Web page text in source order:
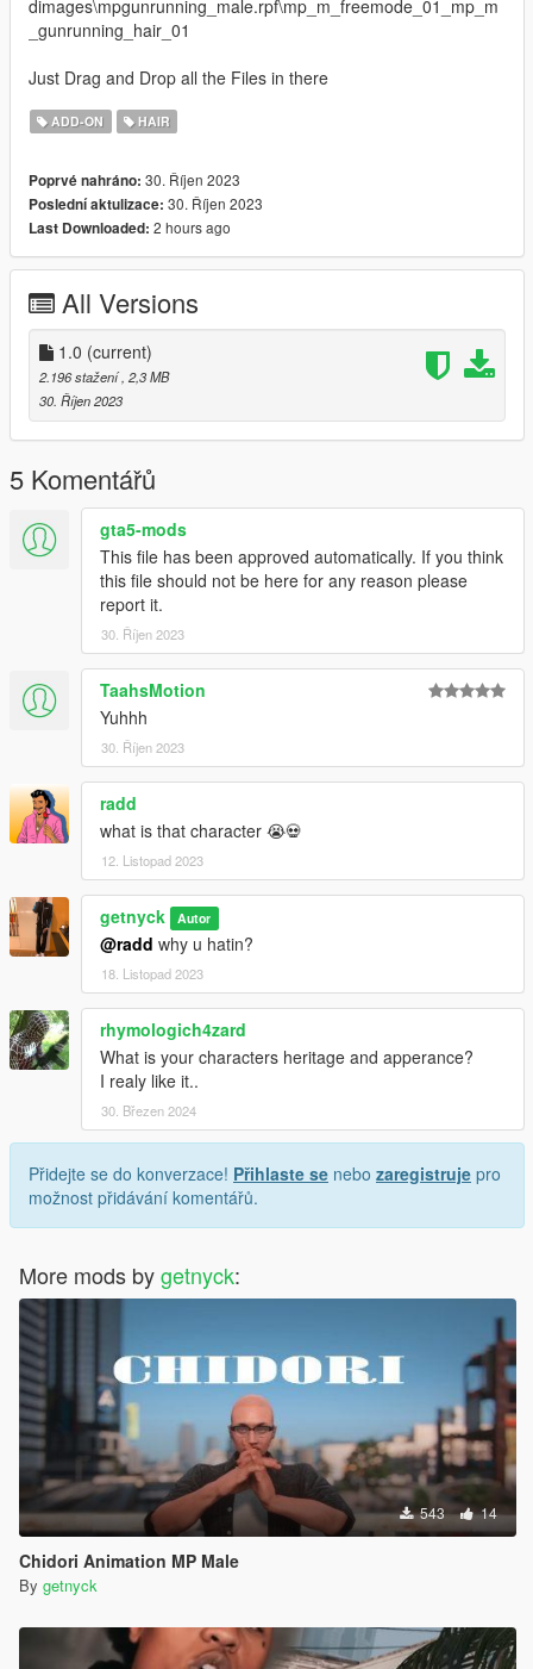
dimages\mpgunrunning_male.rpf\mp_m_freemode_01_mp_m
_gunrunning_hair_01
Just Drag and Drop all the Files in there
ADD-ON HAIR
Poprvé nahráno: 30. Říjen 2023
Poslední aktulizace: 30. Říjen 2023
Last Downloaded: 2 hours ago
All Versions
1.0 (current)
2.196 stažení , 2,3 MB
30. Říjen 2023
5 Komentářů
gta5-mods
This file has been approved automatically. If you think
this file should not be here for any reason please
report it.
30. Říjen 2023
TaahsMotion
Yuhhh
30. Říjen 2023
radd
what is that character 😭💀
12. Listopad 2023
getnyck Autor
@radd why u hatin?
18. Listopad 2023
rhymologich4zard
What is your characters heritage and apperance?
I realy like it..
30. Březen 2024
Přidejte se do konverzace! Přihlaste se nebo zaregistruje pro
možnost přidávání komentářů.
More mods bygetnyck:
543 14
Chidori Animation MP Male
By getnyck